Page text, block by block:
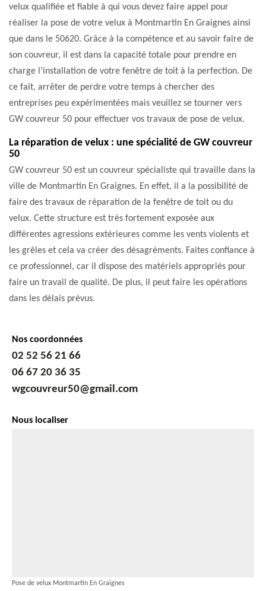
velux qualifiée et fiable à qui vous devez faire appel pour
réaliser la pose de votre velux à Montmartin En Graignes ainsi
que dans le 50620. Grâce à la compétence et au savoir faire de
son couvreur, il est dans la capacité totale pour prendre en
charge l’installation de votre fenêtre de toit à la perfection. De
ce fait, arrêter de perdre votre temps à chercher des
entreprises peu expérimentées mais veuillez se tourner vers
GW couvreur 50 pour effectuer vos travaux de pose de velux.
La réparation de velux : une spécialité de GW couvreur
50
GW couvreur 50 est un couvreur spécialiste qui travaille dans la
ville de Montmartin En Graignes. En effet, il a la possibilité de
faire des travaux de réparation de la fenêtre de toit ou du
velux. Cette structure est très fortement exposée aux
différentes agressions extérieures comme les vents violents et
les grêles et cela va créer des désagréments. Faites confiance à
ce professionnel, car il dispose des matériels appropriés pour
faire un travail de qualité. De plus, il peut faire les opérations
dans les délais prévus.
Nos coordonnées
02 52 56 21 66
06 67 20 36 35
wgcouvreur50@gmail.com
Nous localiser
Pose de velux Montmartin En Graignes